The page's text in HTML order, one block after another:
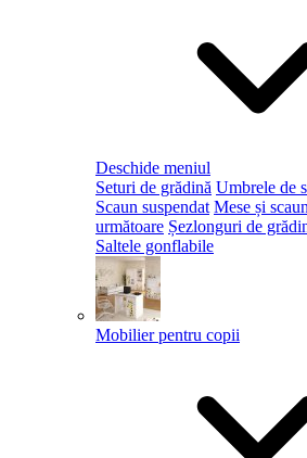
Deschide meniul
Seturi de grădină Umbrele de
Scaun suspendat Mese și
următoare Șezlonguri de
Saltele gonflabile
Mobilier pentru copii